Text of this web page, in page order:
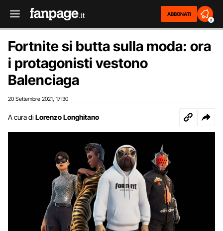
ABBONATI
2
Fortnite si butta sulla moda: ora
i protagonisti vestono
Balenciaga
20 Settembre 2021 17:30
A cura di Lorenzo Longhitano